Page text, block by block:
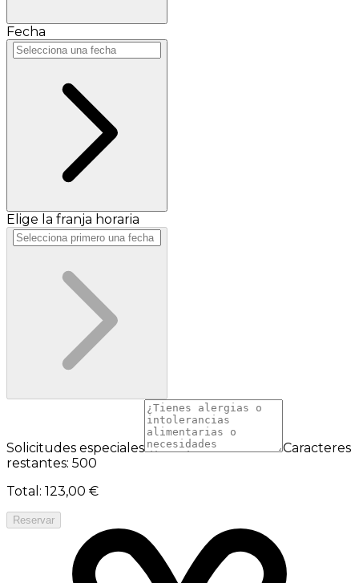
Fecha
Elige la franja horaria
Solicitudes especiales
Caracteres
restantes: 500
Total : 123,00 €
Reservar